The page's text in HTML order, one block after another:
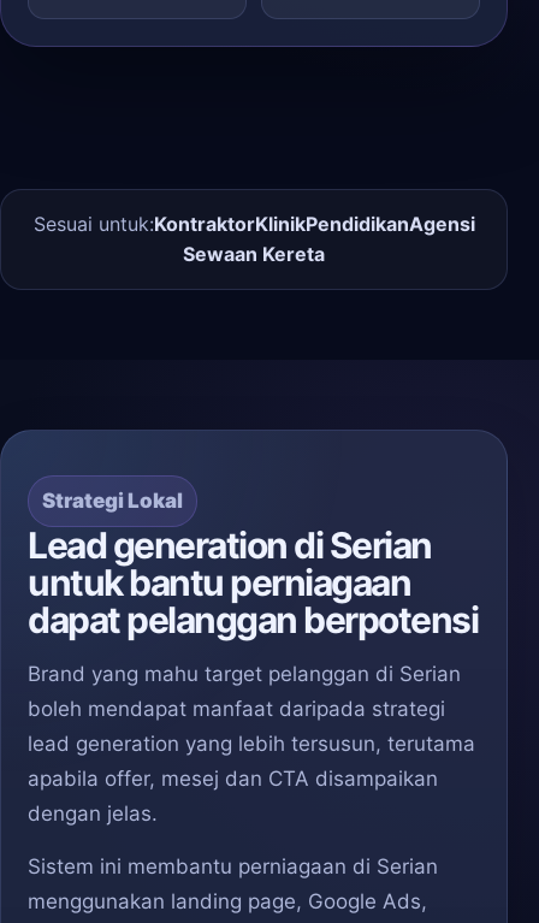
Sesuai untuk:KontraktorKlinikPendidikanAgensi
Sewaan Kereta
Strategi Lokal
Lead generation di Serian
untuk bantu perniagaan
dapat pelanggan berpotensi
Brand yang mahu target pelanggan di Serian
boleh mendapat manfaat daripada strategi
lead generation yang lebih tersusun, terutama
apabila offer, mesej dan CTA disampaikan
dengan jelas.
Sistem ini membantu perniagaan di Serian
menggunakan landing page, Google Ads,